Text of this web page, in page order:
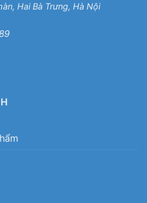
Hai Bà Trưng, Hà Nội